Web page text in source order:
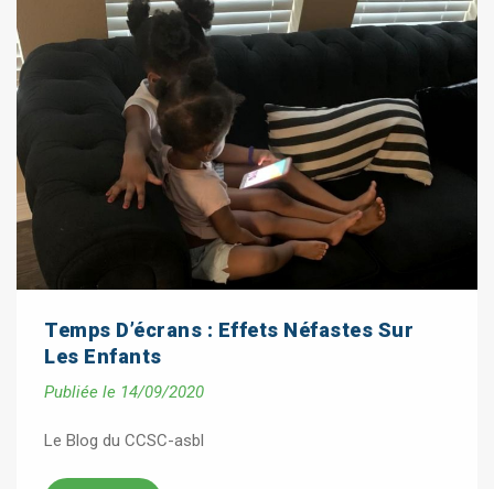
Temps D’écrans : Effets Néfastes Sur
Les Enfants
Publiée le 14/09/2020
Le Blog du CCSC-asbl